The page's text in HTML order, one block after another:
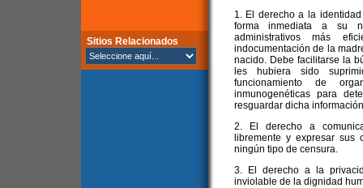
Sitios Relacionados
1. El derecho a la
forma inmediata a su
administrativos más
indocumentación de la
nacido. Debe facilitarse la
les hubiera sido
funcionamiento de
inmunogenéticas para
resguardar dicha
2. El derecho a
libremente y expresar
ningún tipo de censura.
3. El derecho a la
inviolable de la dignidad